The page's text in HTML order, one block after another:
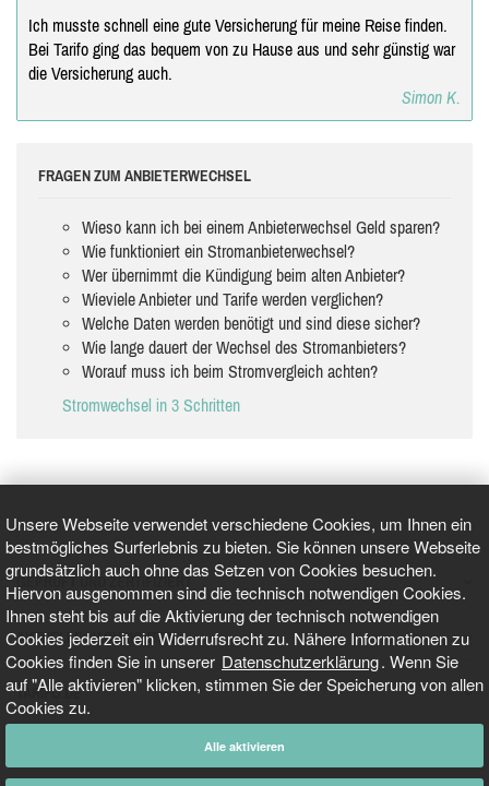
Unsere Webseite verwendet verschiedene Cookies, um Ihnen ein
bestmögliches Surferlebnis zu bieten. Sie können unsere Webseite
grundsätzlich auch ohne das Setzen von Cookies besuchen.
Hiervon ausgenommen sind die technisch notwendigen Cookies.
Ihnen steht bis auf die Aktivierung der technisch notwendigen
Cookies jederzeit ein Widerrufsrecht zu. Nähere Informationen zu
Cookies finden Sie in unserer Datenschutzerklärung. Wenn Sie
auf "Alle aktivieren" klicken, stimmen Sie der Speicherung von allen
Cookies zu.
Alle aktivieren
Ich musste schnell eine gute Versicherung für meine Reise finden.
Bei Tarifo ging das bequem von zu Hause aus und sehr günstig war
die Versicherung auch.
Simon K.
FRAGEN ZUM ANBIETERWECHSEL
Wieso kann ich bei einem Anbieterwechsel Geld sparen?
Wie funktioniert ein Stromanbieterwechsel?
Wer übernimmt die Kündigung beim alten Anbieter?
Wieviele Anbieter und Tarife werden verglichen?
Welche Daten werden benötigt und sind diese sicher?
Wie lange dauert der Wechsel des Stromanbieters?
Worauf muss ich beim Stromvergleich achten?
Stromwechsel in 3 Schritten
GEPRÜFT UND ZERTIFIZIERT
AKTUELLE NACHRICHTEN
TARIFO.DE